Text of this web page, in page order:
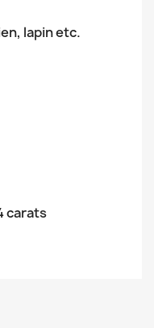
lapin etc.
carats